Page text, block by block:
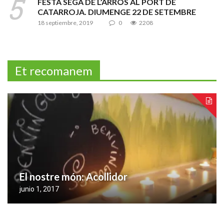
CATARROJA. DIUMENGE 22 DE SETEMBRE
18 septiembre, 2019 0 2208
Et recomanem
El nostre món: Acollidor
junio 1, 2017